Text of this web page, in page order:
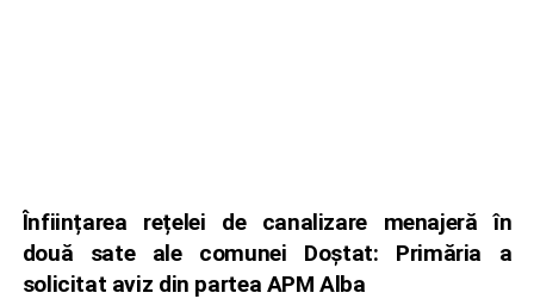
Înființarea rețelei de canalizare menajeră în
două sate ale comunei Doștat: Primăria a
solicitat aviz din partea APM Alba